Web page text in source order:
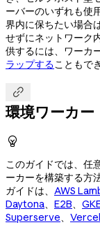
ーバーのいずれも使
界内に保ちたい場合
せずにネットワーク
供するには、ワーカ
ラップすることもで

環境ワーカー

このガイドでは、任
ーカーを構築する方
ガイドは、 AWS
Daytona、 E2B、
Superserve、 Vercel